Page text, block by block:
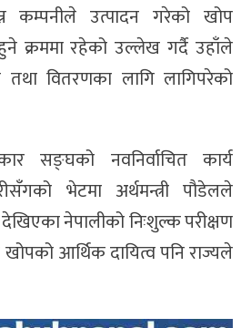
कम्पनीले उत्पादन गरेको खोप
क्रममा रहेको उल्लेख गर्दै उहाँले
वितरणका लागि लागिपरेको
सङ्घको नवनिर्वाचित कार्य
भेटमा अर्थमन्त्री पौडेलले
नेपालीको निःशुल्क परीक्षण
आर्थिक दायित्व पनि राज्यले